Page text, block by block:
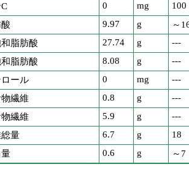
0 mg
100
9.97 g
～
脂肪酸
27.74 g
---
脂肪酸
8.08 g
---
ール
0 mg
---
繊維
0.8 g
---
繊維
5.9 g
---
量
6.7 g
18
0.6 g ～7